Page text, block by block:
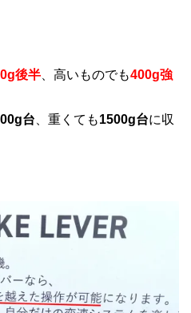
後半 、高いものでも400g強
台 、重くても1500g台に収